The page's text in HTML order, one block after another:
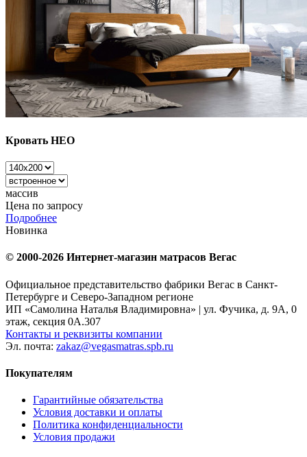
Кровать НЕО
массив
Цена по запросу
Подробнее
Новинка
© 2000-2026 Интернет-магазин матрасов Вегас
Официальное представительство фабрики Вегас в Санкт-
Петербурге и Северо-Западном регионе
ИП «Самолина Наталья Владимировна» | ул. Фучика, д. 9А, 0
этаж, секция 0А.307
Контакты и реквизиты компании
Эл. почта: zakaz@vegasmatras.spb.ru
Покупателям
Гарантийные обязательства
Условия доставки и оплаты
Политика конфиденциальности
Условия продажи